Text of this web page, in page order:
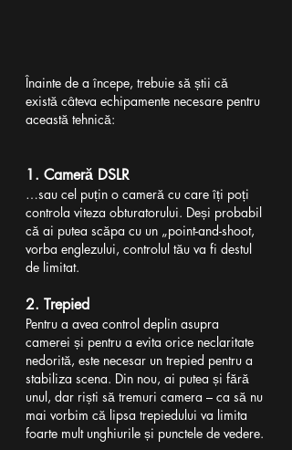
Înainte de a începe, trebuie să știi că
există câteva echipamente necesare pentru
această tehnică:
1. Cameră DSLR
…sau cel puțin o cameră cu care îți poți
controla viteza obturatorului. Deși probabil
că ai putea scăpa cu un „point-and-shoot,
vorba englezului, controlul tău va fi destul
de limitat.
2. Trepied
Pentru a avea control deplin asupra
camerei și pentru a evita orice neclaritate
nedorită, este necesar un trepied pentru a
stabiliza scena. Din nou, ai putea și fără
unul, dar riști să tremuri camera – ca să nu
mai vorbim că lipsa trepiedului va limita
foarte mult unghiurile și punctele de vedere.